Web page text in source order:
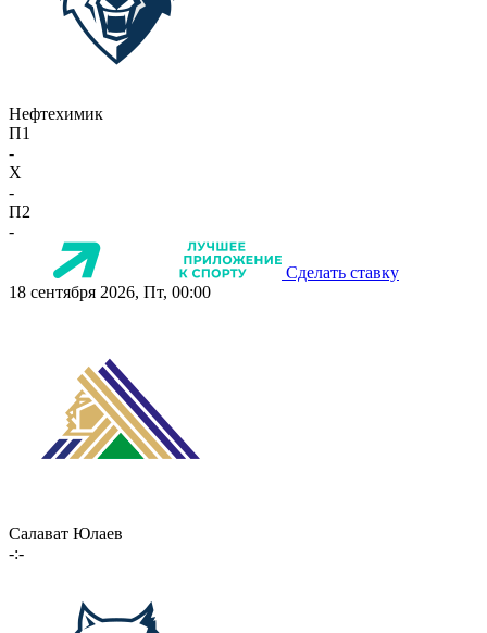
Нефтехимик
П1
-
X
-
П2
-
Сделать ставку
18 сентября 2026, Пт, 00:00
Салават Юлаев
-:-